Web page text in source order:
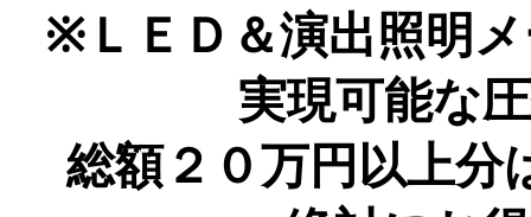
※ＬＥＤ＆演出照明
実現可能な
総額２０万円以上分